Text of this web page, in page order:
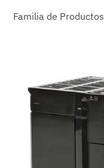
Familia de Productos